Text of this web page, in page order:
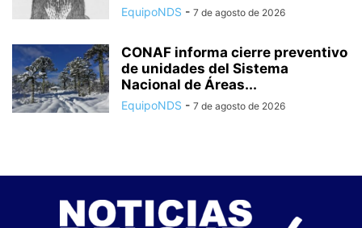
EquipoNDS - 7 de agosto de 2026
CONAF informa cierre preventivo
de unidades del Sistema
Nacional de Áreas...
EquipoNDS - 7 de agosto de 2026